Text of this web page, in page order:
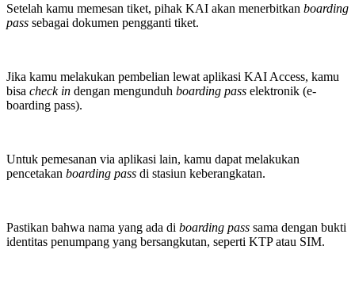
Setelah kamu memesan tiket, pihak KAI akan menerbitkan boarding
pass sebagai dokumen pengganti tiket.
Jika kamu melakukan pembelian lewat aplikasi KAI Access, kamu
bisa check in dengan mengunduh boarding pass elektronik (e-
boarding pass).
Untuk pemesanan via aplikasi lain, kamu dapat melakukan
pencetakan boarding pass di stasiun keberangkatan.
Pastikan bahwa nama yang ada di boarding pass sama dengan bukti
identitas penumpang yang bersangkutan, seperti KTP atau SIM.